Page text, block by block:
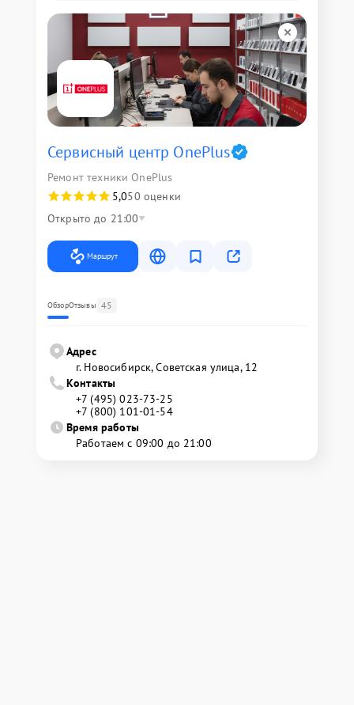
Сервисный центр OnePlus
Ремонт техники OnePlus
5,050 оценки
Открыто до 21:00
Маршрут
ОбзорОтзывы 45
Адрес
г. Новосибирск, Советская улица, 12
Контакты
+7 (495) 023-73-25
+7 (800) 101-01-54
Время работы
Работаем с 09:00 до 21:00